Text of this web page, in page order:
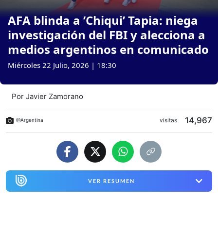
AFA blinda a ’Chiqui’ Tapia: niega
investigación del FBI y alecciona a
medios argentinos en comunicado
Miércoles 22 Julio, 2026 | 18:30
Por Javier Zamorano
@Argentina visitas 14,967
VER RESUMEN